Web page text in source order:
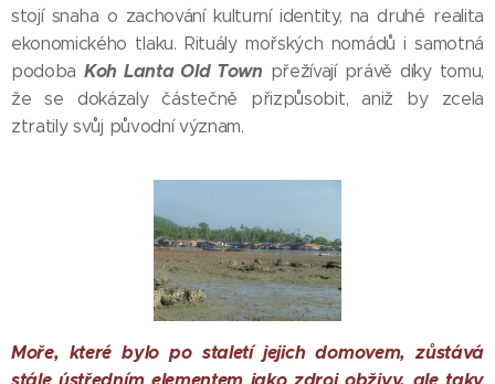
stojí snaha o zachování kulturní identity, na druhé realita
ekonomického tlaku. Rituály mořských nomádů i samotná
podoba Koh Lanta Old Town přežívají právě díky tomu,
že se dokázaly částečně přizpůsobit, aniž by zcela
ztratily svůj původní význam.
Moře, které bylo po staletí jejich domovem, zůstává